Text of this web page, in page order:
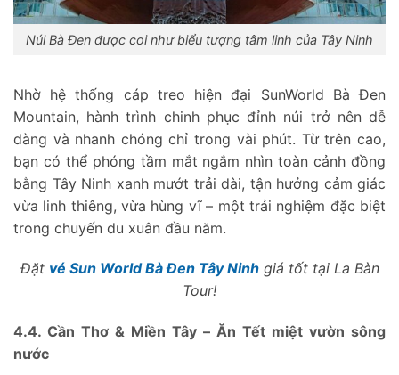
Núi Bà Đen được coi như biểu tượng tâm linh của Tây Ninh
Nhờ hệ thống cáp treo hiện đại SunWorld Bà Đen
Mountain, hành trình chinh phục đỉnh núi trở nên dễ
dàng và nhanh chóng chỉ trong vài phút. Từ trên cao,
bạn có thể phóng tầm mắt ngắm nhìn toàn cảnh đồng
bằng Tây Ninh xanh mướt trải dài, tận hưởng cảm giác
vừa linh thiêng, vừa hùng vĩ – một trải nghiệm đặc biệt
trong chuyến du xuân đầu năm.
Đặt vé Sun World Bà Đen Tây Ninhgiá tốt tại La Bàn
Tour!
4.4. Cần Thơ & Miền Tây – Ăn Tết miệt vườn sông
nước